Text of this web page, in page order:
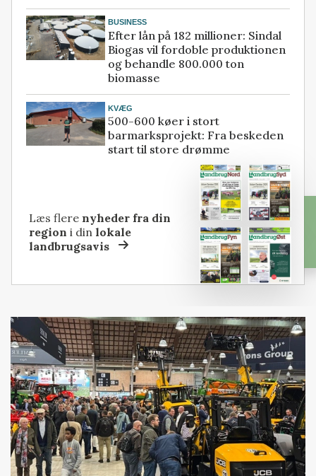
BUSINESS
Efter lån på 182 millioner: Sindal
Biogas vil fordoble produktionen
og behandle 800.000 ton
biomasse
KVÆG
500-600 køer i stort
barmarksprojekt: Fra beskeden
start til store drømme
Læs flere nyheder fra din
region i dinlokale
landbrugsavis